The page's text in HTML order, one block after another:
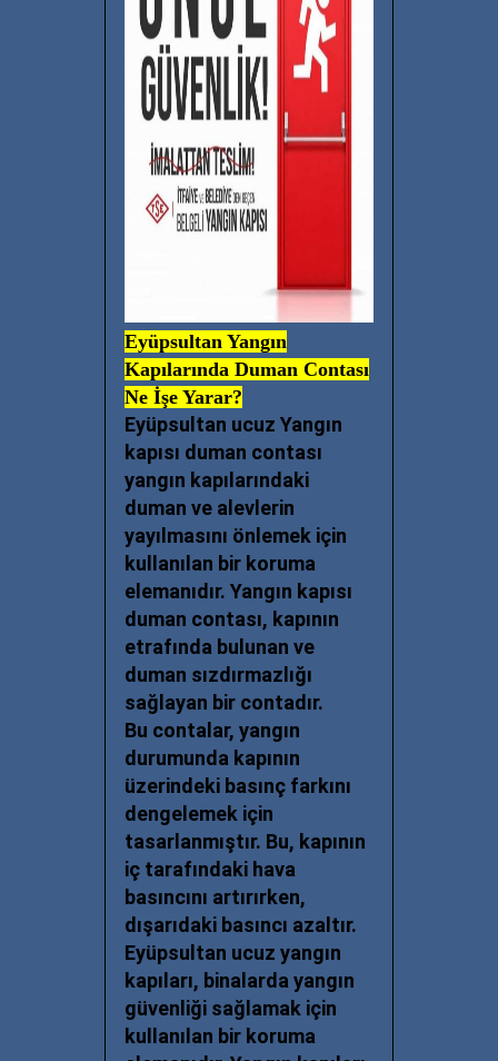
Eyüpsultan Yangın
Kapılarında Duman Contası
Ne İşe Yarar?
Eyüpsultan ucuz Yangın
kapısı duman contası
yangın kapılarındaki
duman ve alevlerin
yayılmasını önlemek için
kullanılan bir koruma
elemanıdır. Yangın kapısı
duman contası, kapının
etrafında bulunan ve
duman sızdırmazlığı
sağlayan bir contadır.
Bu contalar, yangın
durumunda kapının
üzerindeki basınç farkını
dengelemek için
tasarlanmıştır. Bu, kapının
iç tarafındaki hava
basıncını artırırken,
dışarıdaki basıncı azaltır.
Eyüpsultan ucuz yangın
kapıları, binalarda yangın
güvenliği sağlamak için
kullanılan bir koruma